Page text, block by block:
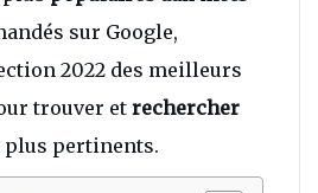
sur Google,
2022 des meilleurs
trouver et rechercher
plus pertinents.